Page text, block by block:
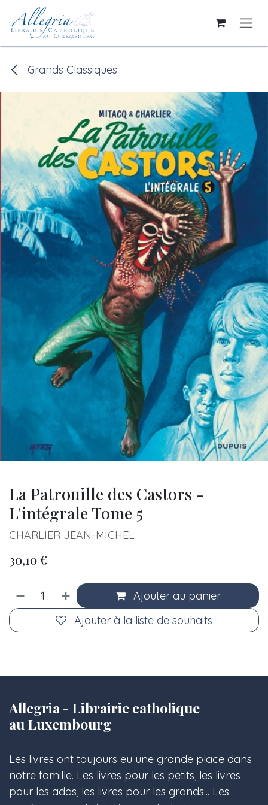
Se rendre au contenu
Grands Classiques
La Patrouille des Castors -
L'intégrale Tome 5
CHARLIER JEAN-MICHEL
30,10€
Ajouter au panier
Ajouter à la liste de souhaits
Allegria - Librairie catholique
au Luxembourg
Les livres ont toujours eu une grande place dans
notre famille. Les livres pour les petits, les livres
pour les ados, les livres pour les grands... Les